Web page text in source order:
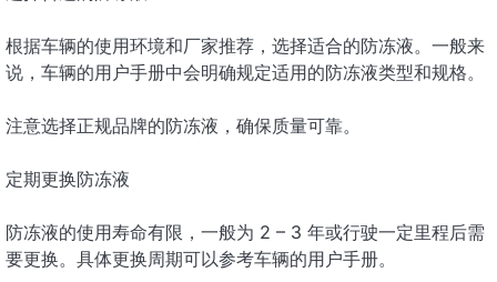
根据车辆的使用环境和厂家推荐，选择适合的防冻液。一般来
说，车辆的用户手册中会明确规定适用的防冻液类型和规格。
注意选择正规品牌的防冻液，确保质量可靠。
定期更换防冻液
防冻液的使用寿命有限，一般为 2 – 3 年或行驶一定里程后需
要更换。具体更换周期可以参考车辆的用户手册。